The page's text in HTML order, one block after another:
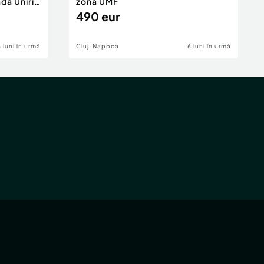
luni în urmă
490 eur
Cluj-Napoca 6 luni în urmă